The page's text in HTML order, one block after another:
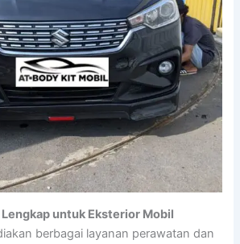
Lengkap untuk Eksterior Mobil
berbagai layanan perawatan dan